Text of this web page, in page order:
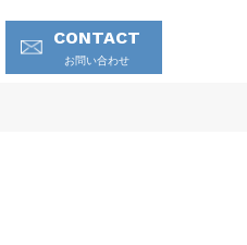
CONTACT
お問い合わせ